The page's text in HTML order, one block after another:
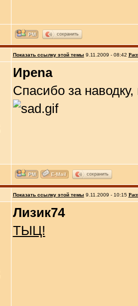
сохранить
Показать ссылку этой темы 9.11.2009 - 08:42
Иpena
Спасибо за
сохранить
Показать ссылку этой темы 9.11.2009 - 10:15
Лизик74
ТЫЦ!